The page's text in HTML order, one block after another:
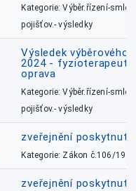
Kategorie: Výběr.řízení-
pojišťov.- výsledky
Výsledek výběrového
2024 - fyzioterapeut,
oprava
Kategorie: Výběr.řízení-
pojišťov.- výsledky
zveřejnění
Kategorie: Zákon č.106/1999
zveřejnění